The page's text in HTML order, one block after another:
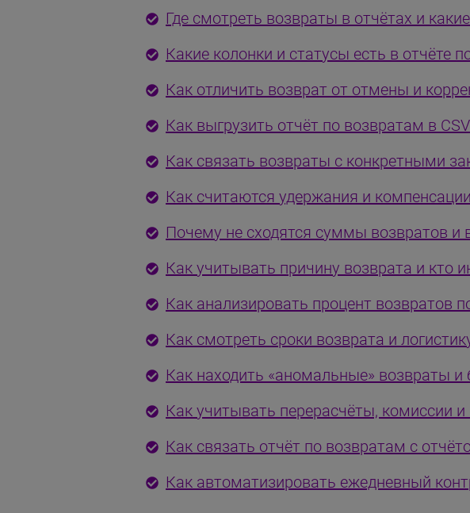
Где смотреть возвраты в отчётах и
Какие колонки и статусы есть в отчёте
Как отличить возврат от отмены и
Как выгрузить отчёт по возвратам в
Как связать возвраты с конкретными
Как считаются удержания и
Почему не сходятся суммы возвратов и
Как учитывать причину возврата и кто
Как анализировать процент возвратов
Как смотреть сроки возврата и
Как находить «аномальные» возвраты и
Как учитывать перерасчёты, комиссии и
Как связать отчёт по возвратам с
Как автоматизировать ежедневный